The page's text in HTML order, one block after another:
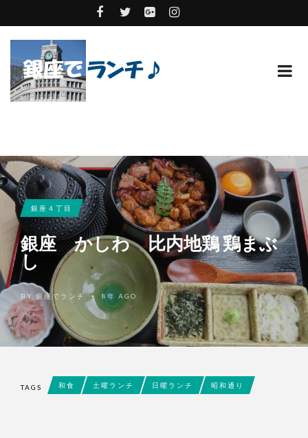
銀座４丁目
銀座 かしわ 比内地鶏 鶏まぶ
し
BY 銀座でランチ • 8年 AGO
TAGS 和食 土曜ランチ 日曜ランチ 昭和通り